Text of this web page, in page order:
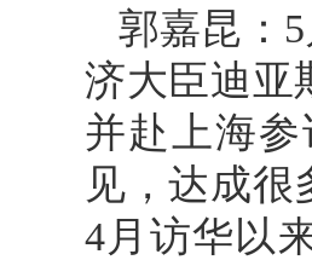
郭嘉昆：
济大臣迪亚
并赴上海
见，达成
4月访华以